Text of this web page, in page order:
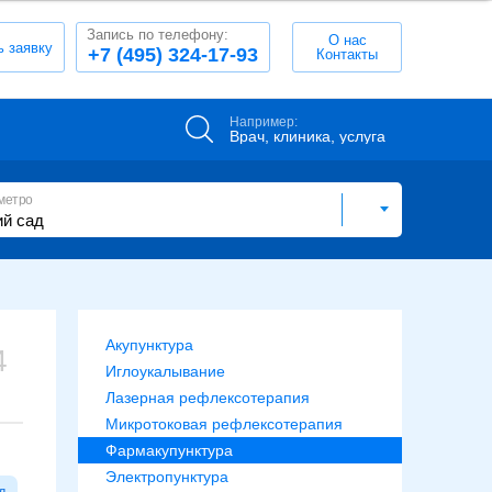
заявку +7 (495) 324-17-93
Запись по телефону:
О нас
Контакты
Например:
Врач, клиника, услуга
Акупунктура
Иглоукалывание
Лазерная рефлексотерапия
Микротоковая рефлексотерапия
Фармакупунктура
Электропунктура